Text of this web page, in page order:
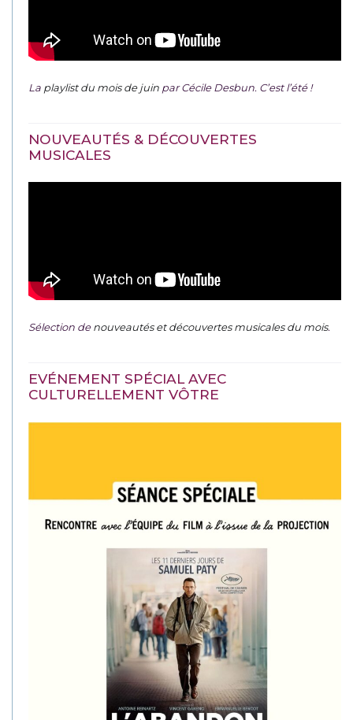
La playlist du mois de juin par Cécile Desbun. C’est l’été !
NOUVEAUTÉS & DÉCOUVERTES
MUSICALES
Sélection denouveautés et découvertes musicales du mois.
EVÉNEMENT SPÉCIAL AVEC
CULTURELLEMENT VÔTRE